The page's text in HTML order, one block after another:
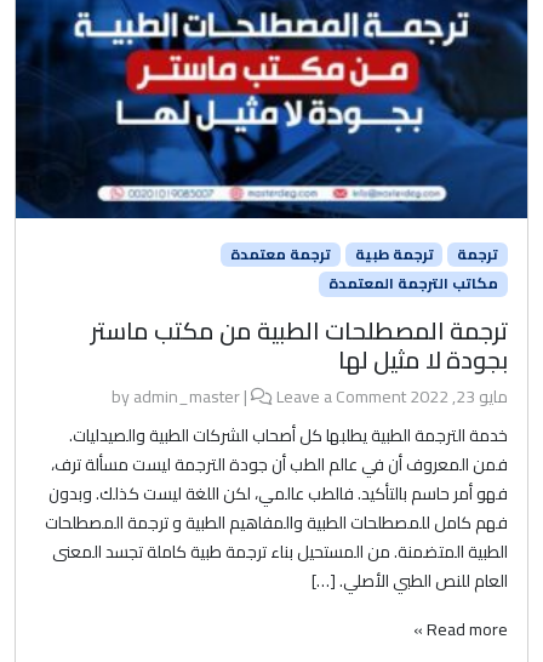
ترجمة ترجمة طبية
ترجمة معتمدة
مكاتب الترجمة المعتمدة
ترجمة المصطلحات الطبية من مكتب ماستر
بجودة لا مثيل لها
مايو 23, 2022 admin_master|
Leave a Comment
خدمة الترجمة الطبية يطلبها كل أصحاب الشركات الطبية والصيدليات.
فمن المعروف أن في عالم الطب أن جودة الترجمة ليست مسألة ترف،
فهو أمر حاسم بالتأكيد. فالطب عالمي، لكن اللغة ليست كذلك. وبدون
فهم كامل للمصطلحات الطبية والمفاهيم الطبية و ترجمة المصطلحات
الطبية المتضمنة. من المستحيل بناء ترجمة طبية كاملة تجسد المعنى
العام للنص الطبي الأصلي. […]
Read more »